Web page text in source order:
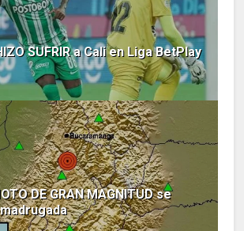
SUFRIR a Cali en Liga BetPlay
DE GRAN MAGNITUD se